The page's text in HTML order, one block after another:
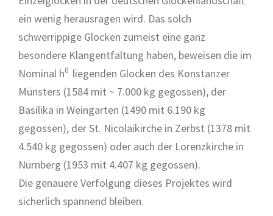
ein wenig herausragen wird. Das solch
schwerrippige Glocken zumeist eine ganz
besondere Klangentfaltung haben, beweisen die im
Nominal h0 liegenden Glocken des Konstanzer
Münsters (1584 mit ~ 7.000 kg gegossen), der
Basilika in Weingarten (1490 mit 6.190 kg
gegossen), der St. Nicolaikirche in Zerbst (1378 mit
4.540 kg gegossen) oder auch der Lorenzkirche in
Nürnberg (1953 mit 4.407 kg gegossen).
Die genauere Verfolgung dieses Projektes wird
sicherlich spannend bleiben.